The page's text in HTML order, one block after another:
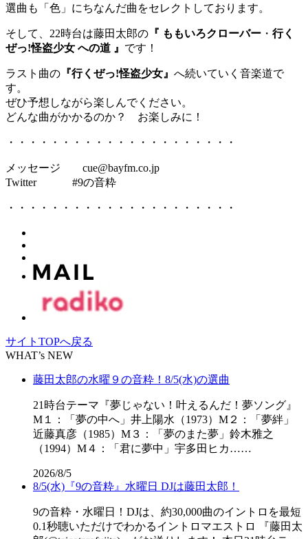
選曲も「色」にちなんだ曲をセレクトしております。
そして、22時台は藤田太郎の 『 ももいろクローバー ・ 行く
ぜっ!怪盗少女 への道 』 です！
ラスト曲の 『行くぜっ!怪盗少女』 へ続いていく音楽道で
す。
ぜひ予想しながら楽しんでください。
どんな曲がかかるのか？ お楽しみに！
・・・・・・・・・・・・・・・・・・・・・
メッセージ cue@bayfm.co.jp
Twitter #9の音粋
・・・・・・・・・・・・・・・・・・・・・
サイトTOPへ戻る
WHAT’s NEW
藤田太郎の水曜９の音粋！8/5(水)の選曲
21時台テーマ『夢じゃない！叶えるんだ！夢ソング』
M１：「夢の中へ」井上陽水（1973）M２：「夢絆」
近藤真彦（1985）M３：「夢のまた夢」鈴木雅之
（1994）M４：「君に夢中」宇多田ヒカ……
2026/8/5
8/5(水)『9の音粋』水曜日 DJは藤田太郎！
9の音粋・水曜日！DJは、約30,000曲のイントロを最短
0.1秒聴いただけでわかるイントロマエストロ 『藤田太